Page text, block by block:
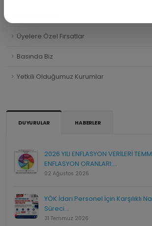
Üyelere Özel Fırsatlar
Basında Biz
Yetkili Olduğumuz Kurumlar
DUYURULAR HABERLER
2026 YILI ENFLASYON VERİLERİ
ENFLASYON ORANLARI:...
02 Ağustos 2026
YÖK İdari Personel İçin Karşılıklı
Süreci...
31 Temmuz 2026